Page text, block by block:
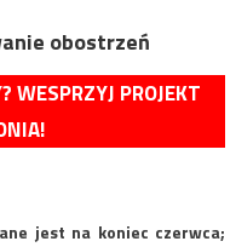
obostrzeń
WESPRZYJ PROJEKT
jest na koniec czerwca;